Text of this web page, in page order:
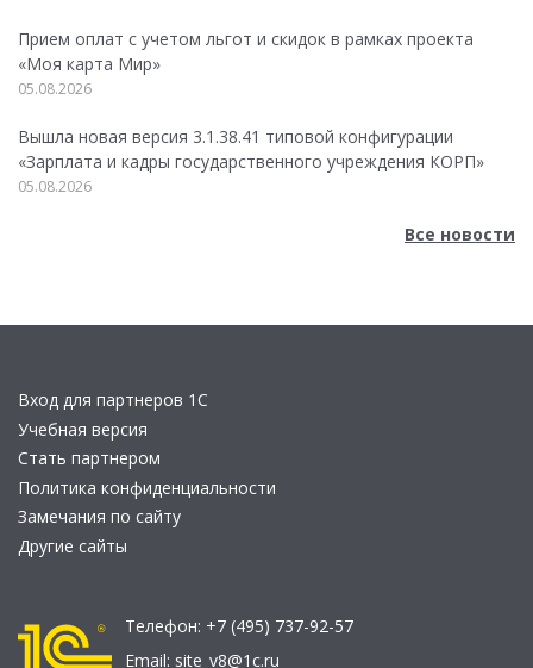
Прием оплат с учетом льгот и скидок в рамках проекта
«Моя карта Мир»
05.08.2026
Вышла новая версия 3.1.38.41 типовой конфигурации
«Зарплата и кадры государственного учреждения КОРП»
05.08.2026
Все новости
Вход для партнеров 1С
Учебная версия
Стать партнером
Политика конфиденциальности
Замечания по сайту
Другие сайты
Телефон: +7 (495) 737-92-57
Email: site_v8@1c.ru